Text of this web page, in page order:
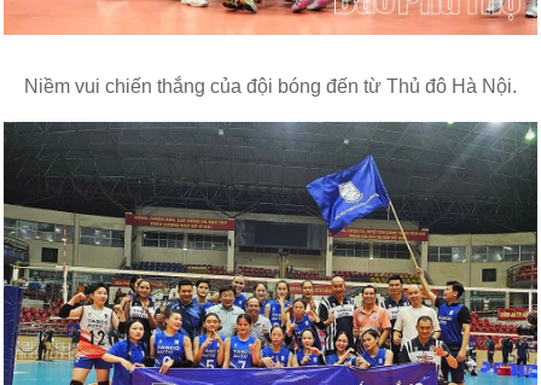
Niềm vui chiến thắng của đội bóng đến từ Thủ đô Hà Nội.